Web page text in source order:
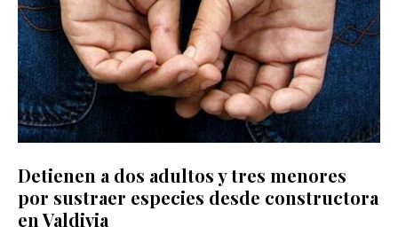
Detienen a dos adultos y tres menores
por sustraer especies desde constructora
en Valdivia